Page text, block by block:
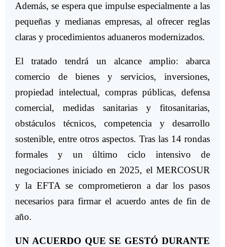
Además, se espera que impulse especialmente a las
pequeñas y medianas empresas, al ofrecer reglas
claras y procedimientos aduaneros modernizados.
El tratado tendrá un alcance amplio: abarca
comercio de bienes y servicios, inversiones,
propiedad intelectual, compras públicas, defensa
comercial, medidas sanitarias y fitosanitarias,
obstáculos técnicos, competencia y desarrollo
sostenible, entre otros aspectos. Tras las 14 rondas
formales y un último ciclo intensivo de
negociaciones iniciado en 2025, el MERCOSUR
y la EFTA se comprometieron a dar los pasos
necesarios para firmar el acuerdo antes de fin de
año.
UN ACUERDO QUE SE GESTÓ DURANTE